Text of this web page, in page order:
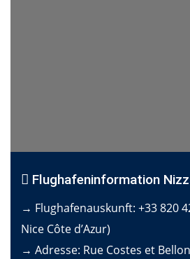
Flughafeninformation
→ Flughafenauskunft: +33 820
Nice Côte d’Azur)
→ Adresse: Rue Costes et